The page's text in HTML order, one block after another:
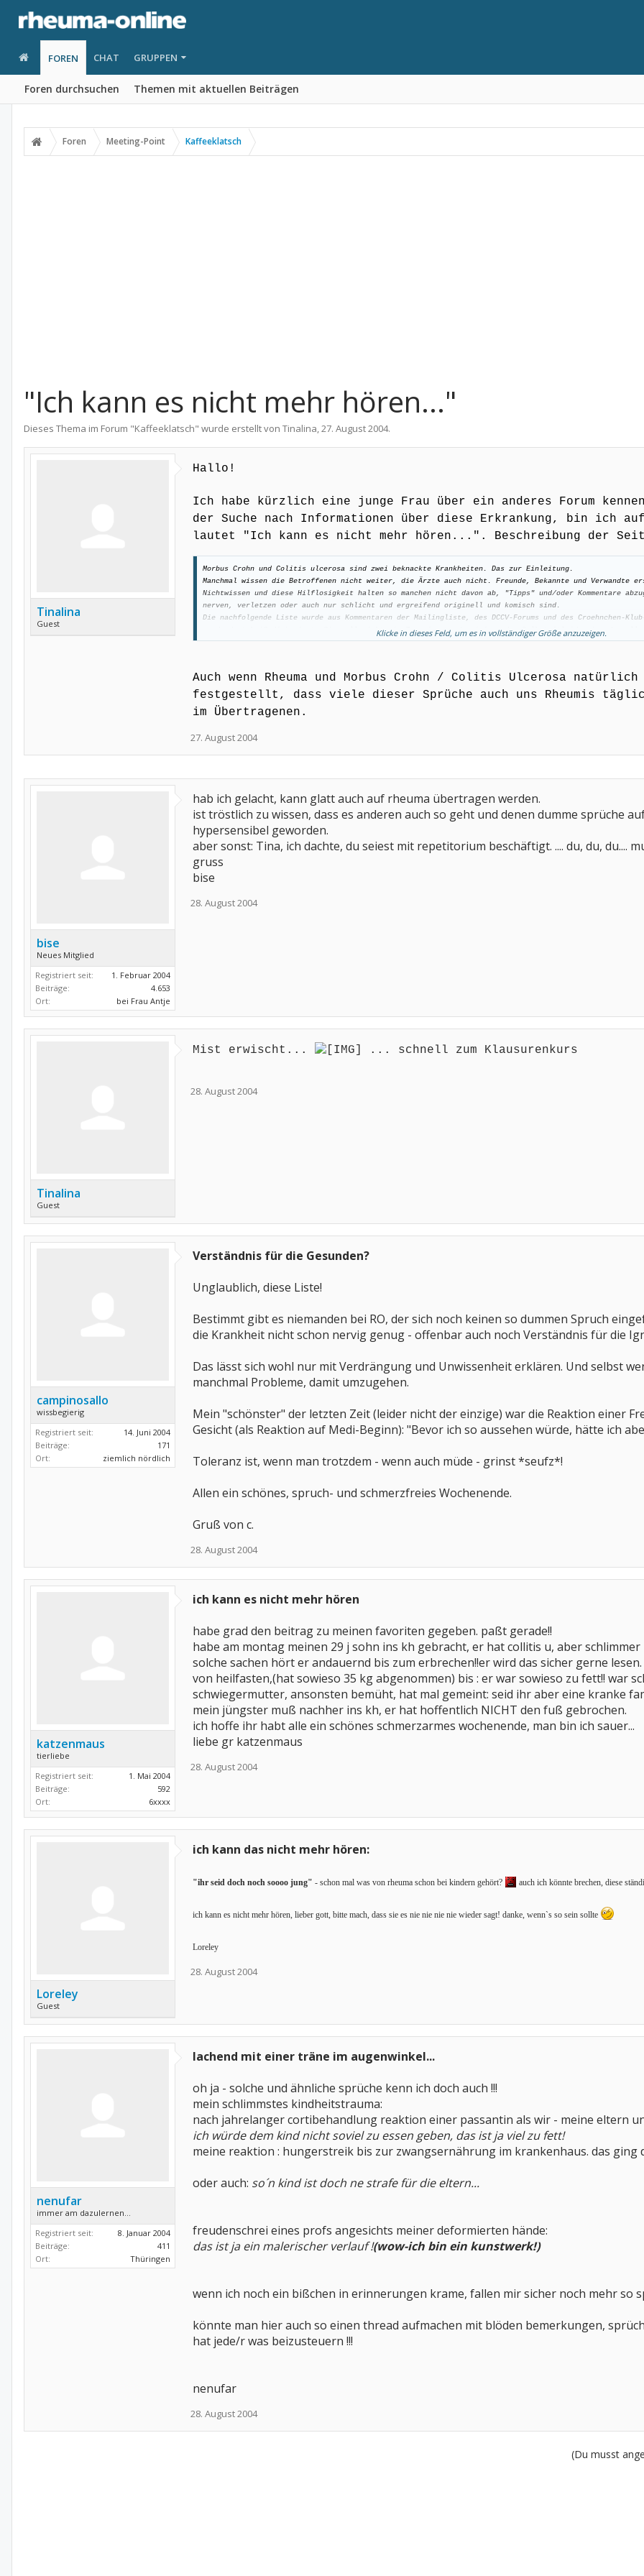
FOREN
Foren durchsuchen Themen mit aktuellen Beiträgen
CHAT GRUPPEN
Foren Meeting-Point Kaffeeklatsch
"Ich kann es nicht mehr hören..."
Dieses Thema im Forum "Kaffeeklatsch" wurde erstellt von Tinalina,27. August 2004.
Tinalina
Guest
Hallo!
Ich habe kürzlich eine junge Frau über ein anderes Forum
der Suche nach Informationen über diese Erkrankung, bin ich
lautet "Ich kann es nicht mehr hören...". Beschreibung der
Morbus Crohn und Colitis ulcerosa sind zwei beknackte Krankheiten. Das zur Einleitung.
Manchmal wissen die Betroffenen nicht weiter, die Ärzte auch nicht. Freunde, Bekannte und Verwandte
Nichtwissen und diese Hilflosigkeit halten so manchen nicht davon ab, "Tipps" und/oder Kommentare
nerven, verletzen oder auch nur schlicht und ergreifend originell und komisch sind.
Die nachfolgende Liste wurde aus Kommentaren der Mailingliste,
des DCCV-Forums und des Croehnchen-Klub
wurde dort heiß diskutiert. Sie soll nicht ein Zeugnis von deprimierendem Selbstmitleid sein oder
diffamieren. Der Umgang mit chronisch Kranken ist nun mal nicht einfach. Die, die diese Kommentare
Ergänzungen sind immer herzlich willkommen.
Die Reaktion (261 Sprüche!) ist gigantisch! Vielen Dank an alle!
Klicke in dieses Feld, um es in vollständiger Größe anzuzeigen.
Auch wenn Rheuma und Morbus Crohn / Colitis Ulcerosa
festgestellt, dass viele dieser Sprüche auch uns Rheumis
im Übertragenen.
27. August 2004
bise
Neues Mitglied
Registriert seit:
1. Februar 2004
Beiträge:
4.653
Ort:
bei Frau Antje
hab ich gelacht, kann glatt auch auf rheuma übertragen werden.
ist tröstlich zu wissen, dass es anderen auch so geht und denen dumme sprüche
hypersensibel geworden.
aber sonst: Tina, ich dachte, du seiest mit repetitorium beschäftigt. .... du, du, du....
gruss
bise
28. August 2004
Tinalina
Guest
Mist erwischt... ... schnell zum Klausurenkurs
28. August 2004
campinosallo
wissbegierig
Registriert seit:
14. Juni 2004
Beiträge:
171
Ort:
ziemlich nördlich
Verständnis für die Gesunden?
Unglaublich, diese Liste!
Bestimmt gibt es niemanden bei RO, der sich noch keinen so dummen Spruch
die Krankheit nicht schon nervig genug - offenbar auch noch Verständnis für die
Das lässt sich wohl nur mit Verdrängung und Unwissenheit erklären. Und selbst
manchmal Probleme, damit umzugehen.
Mein "schönster" der letzten Zeit (leider nicht der einzige) war die Reaktion einer
Gesicht (als Reaktion auf Medi-Beginn): "Bevor ich so aussehen würde, hätte ich
Toleranz ist, wenn man trotzdem - wenn auch müde - grinst *seufz*!
Allen ein schönes, spruch- und schmerzfreies Wochenende.
Gruß von c.
28. August 2004
katzenmaus
tierliebe
Registriert seit:
1. Mai 2004
Beiträge:
592
Ort:
6xxxx
ich kann es nicht mehr hören
habe grad den beitrag zu meinen favoriten gegeben. paßt gerade!!
habe am montag meinen 29 j sohn ins kh gebracht, er hat collitis u, aber
solche sachen hört er andauernd bis zum erbrechen!!er wird das sicher gerne lesen.
von heilfasten,(hat sowieso 35 kg abgenommen) bis : er war sowieso zu fett!! war
schwiegermutter, ansonsten bemüht, hat mal gemeint: seid ihr aber eine kranke
mein jüngster muß nachher ins kh, er hat hoffentlich NICHT den fuß gebrochen.
ich hoffe ihr habt alle ein schönes schmerzarmes wochenende, man bin ich sauer...
liebe gr katzenmaus
28. August 2004
Loreley
Guest
ich kann das nicht mehr hören:
"ihr seid doch noch soooo jung" - schon mal was von rheuma schon bei kindern gehört? auch ich könnte brechen, diese
ich kann es nicht mehr hören, lieber gott, bitte mach, dass sie es nie nie nie nie wieder sagt! danke, wenn`s so sein sollte
Loreley
28. August 2004
nenufar
immer am dazulernen...
Registriert seit:
8. Januar 2004
Beiträge:
411
Ort:
Thüringen
lachend mit einer träne im augenwinkel...
oh ja - solche und ähnliche sprüche kenn ich doch auch !!!
mein schlimmstes kindheitstrauma:
nach jahrelanger cortibehandlung reaktion einer passantin als wir - meine eltern
ich würde dem kind nicht soviel zu essen geben, das ist ja viel zu fett!
meine reaktion : hungerstreik bis zur zwangsernährung im krankenhaus. das ging
oder auch: so´n kind ist doch ne strafe für die eltern...
freudenschrei eines profs angesichts meiner deformierten hände:
das ist ja ein malerischer verlauf !(wow-ich bin ein kunstwerk!)
wenn ich noch ein bißchen in erinnerungen krame, fallen mir sicher noch mehr so
könnte man hier auch so einen thread aufmachen mit blöden bemerkungen,
hat jede/r was beizusteuern !!!
nenufar
28. August 2004
(Du musst